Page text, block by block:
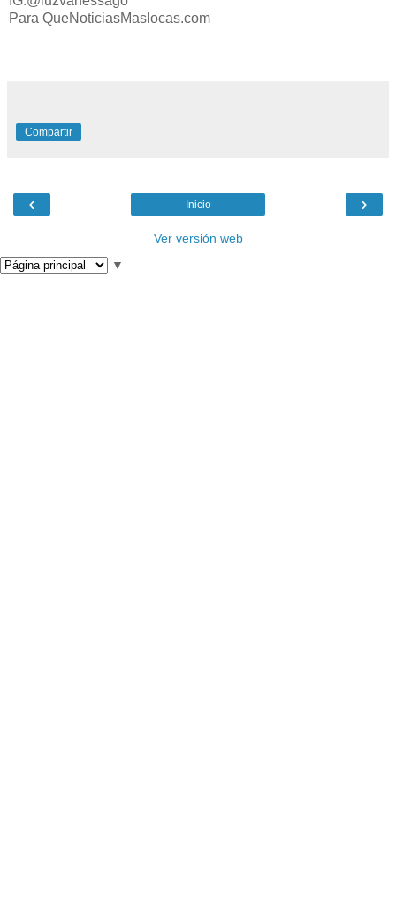
Para QueNoticiasMaslocas.com
Compartir
‹ ›
Inicio
Ver versión web
▼